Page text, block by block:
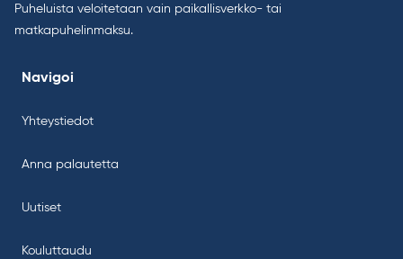
Puheluista veloitetaan vain paikallisverkko- tai
matkapuhelinmaksu.
Navigoi
Yhteystiedot
Anna palautetta
Uutiset
Kouluttaudu